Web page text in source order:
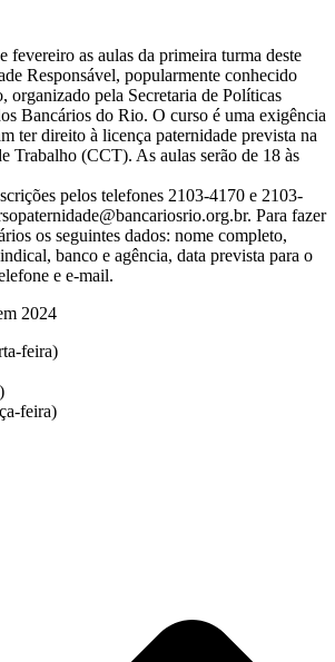
fevereiro as aulas da primeira turma deste
Responsável, popularmente conhecido
organizado pela Secretaria de Políticas
Bancários do Rio. O curso é uma exigência
ter direito à licença paternidade prevista na
Trabalho (CCT). As aulas serão de 18 às
pelos telefones 2103-4170 e 2103-
. Para fazer
os seguintes dados: nome completo,
banco e agência, data prevista para o
e e-mail.
2024
feira)
feira)